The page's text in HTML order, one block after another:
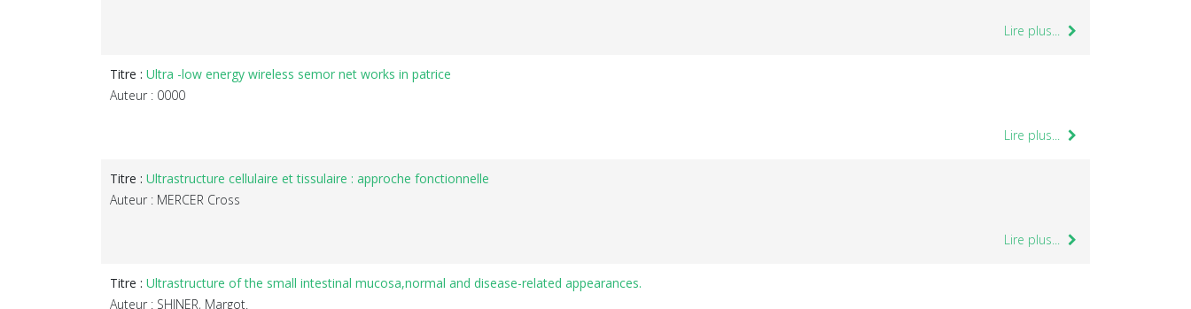
Lire plus...
Titre : Ultra -low energy wireless semor net works in patrice
Auteur : 0000
Lire plus...
Titre : Ultrastructure cellulaire et tissulaire : approche fonctionnelle
Auteur : MERCER Cross
Lire plus...
Titre : Ultrastructure of the small intestinal mucosa,normal and disease-related appearances.
Auteur : SHINER, Margot.